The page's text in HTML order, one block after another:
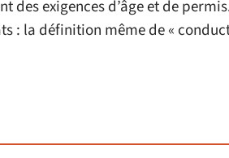
des exigences d’âge et de
: la définition même de «